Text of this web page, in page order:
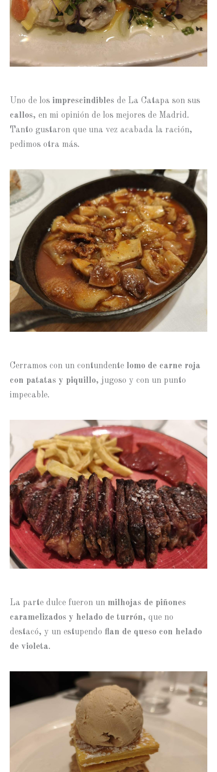
Uno de los imprescindibles de La Catapa son sus
callos, en mi opinión de los mejores de Madrid.
Tanto gustaron que una vez acabada la ración,
pedimos otra más.
Cerramos con un contundente lomo de carne roja
con patatas y piquillo, jugoso y con un punto
impecable.
La parte dulce fueron un milhojas de piñones
caramelizados y helado de turrón, que no
destacó, y un estupendo flan de queso con helado
de violeta.